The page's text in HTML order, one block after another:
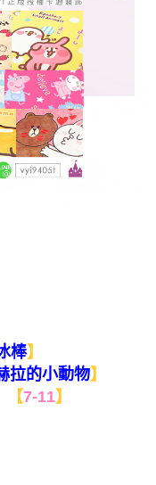
棒】
拉的小動物】
【7-11】